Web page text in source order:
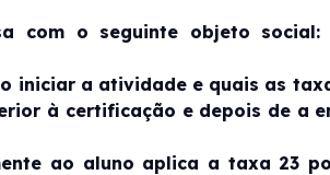
com o seguinte objeto social:
iniciar a atividade e quais as
à certificação e depois de a
ao aluno aplica a taxa 23